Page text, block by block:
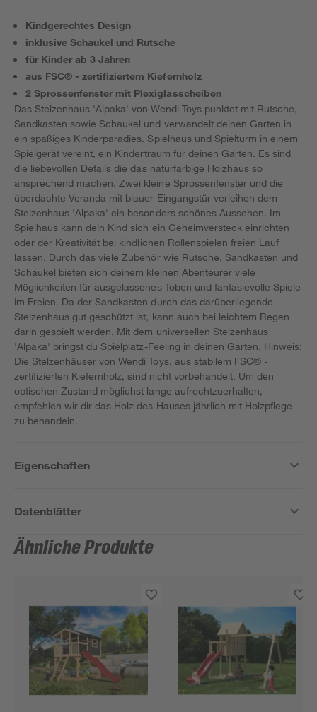
Kindgerechtes Design
inklusive Schaukel und Rutsche
für Kinder ab 3 Jahren
aus FSC® - zertifiziertem Kiefernholz
2 Sprossenfenster mit Plexiglasscheiben
Das Stelzenhaus 'Alpaka' von Wendi Toys punktet mit Rutsche,
Sandkasten sowie Schaukel und verwandelt deinen Garten in
ein spaßiges Kinderparadies. Spielhaus und Spielturm in einem
Spielgerät vereint, ein Kindertraum für deinen Garten. Es sind
die liebevollen Details die das naturfarbige Holzhaus so
ansprechend machen. Zwei kleine Sprossenfenster und die
überdachte Veranda mit blauer Eingangstür verleihen dem
Stelzenhaus 'Alpaka' ein besonders schönes Aussehen. Im
Spielhaus kann dein Kind sich ein Geheimversteck einrichten
oder der Kreativität bei kindlichen Rollenspielen freien Lauf
lassen. Durch das viele Zubehör wie Rutsche, Sandkasten und
Schaukel bieten sich deinem kleinen Abenteurer viele
Möglichkeiten für ausgelassenes Toben und fantasievolle Spiele
im Freien. Da der Sandkasten durch das darüberliegende
Stelzenhaus gut geschützt ist, kann auch bei leichtem Regen
darin gespielt werden. Mit dem universellen Stelzenhaus
'Alpaka' bringst du Spielplatz-Feeling in deinen Garten. Hinweis:
Die Stelzenhäuser von Wendi Toys, aus stabilem FSC® -
zertifizierten Kiefernholz, sind nicht vorbehandelt. Um den
optischen Zustand möglichst lange aufrechtzuerhalten,
empfehlen wir dir das Holz des Hauses jährlich mit Holzpflege
zu behandeln.
Eigenschaften
Datenblätter
Ähnliche Produkte